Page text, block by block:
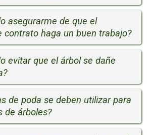
asegurarme de que el
contrato haga un buen trabajo?
evitar que el árbol se dañe
de poda se deben utilizar para
de árboles?